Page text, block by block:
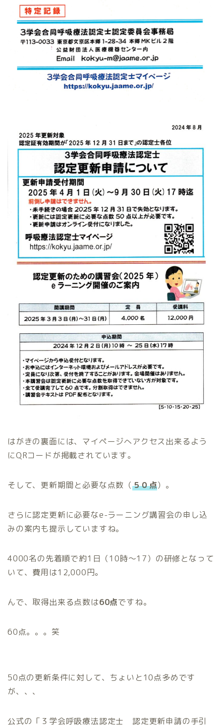
はがきの裏面には、マイページへアクセス出来るよう
にQRコードが掲載されています。
そして、更新期間と必要な点数（５０点）。
さらに認定更新に必要なe-ラーニング講習会の申し込
みの案内も提示していますね。
4000名の先着順で約1日（10時～17）の研修となって
いて、費用は12,000円。
んで、取得出来る点数は60点ですね。
60点。。。笑
50点の更新条件に対して、ちょいと10点多めです
が、、、
公式の「３学会呼吸療法認定士 認定更新申請の手引